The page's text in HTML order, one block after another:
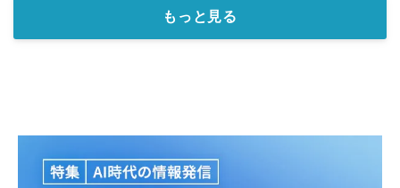
もっと見る